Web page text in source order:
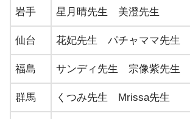
・大津｜占い処ゆりかご
・京都市｜占いカフェむ
岩手 星月晴先生 美澄先生
仙台 花妃先生 パチャママ先生
福島 サンディ先生 宗像紫先生
群馬 くつみ先生 Mrissa先生